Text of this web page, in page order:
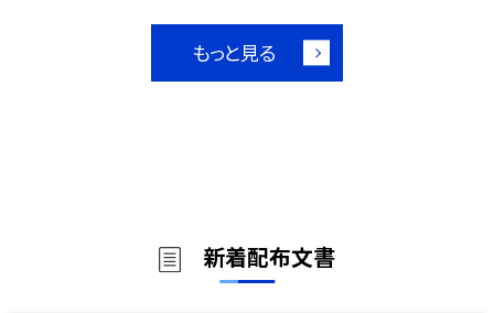
もっと見る
新着配布文書